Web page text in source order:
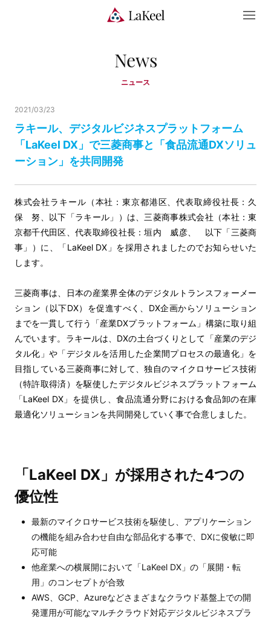
News
ニュース
ラキール、デジタルビジネスプラットフォーム
「LaKeel DX」で三菱商事と「食品流通DXソリュ
ーション」を共同開発
2021/03/23
株式会社ラキール（本社：東京都港区、代表取締役社長：久
保 努、以下「ラキール」）は、三菱商事株式会社（本社：東
京都千代田区、代表取締役社長：垣内 威彦、 以下「三菱商
事」）に、「LaKeel DX」を採用されましたのでお知らせいた
します。
三菱商事は、日本の産業界全体のデジタルトランスフォーメー
ション（以下DX）を促進すべく、DX企画からソリューション
までを一貫して行う「産業DXプラットフォーム」構築に取り組
んでいます。ラキールは、DXの土台づくりとして「産業のデジ
タル化」や「デジタルを活用した企業間プロセスの最適化」を
目指している三菱商事に対して、独自のマイクロサービス技術
（特許取得済）を駆使したデジタルビジネスプラットフォーム
「LaKeel DX」を提供し、食品流通分野における食品卸の在庫
最適化ソリューションを共同開発していく事で合意しました。
「LaKeel DX」が採用された4つの
優位性
最新のマイクロサービス技術を駆使し、アプリケーション
の機能を組み合わせ自由な部品化する事で、DXに俊敏に即
応可能
他産業への横展開において「LaKeel DX」の「展開・転
用」のコンセプトが合致
AWS、GCP、Azureなどさまざまなクラウド基盤上での開
発運用が可能なマルチクラウド対応デジタルビジネスプラ